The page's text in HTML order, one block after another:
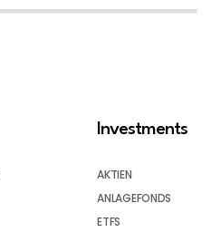
Investments
AKTIEN
ANLAGEFONDS
ETFS